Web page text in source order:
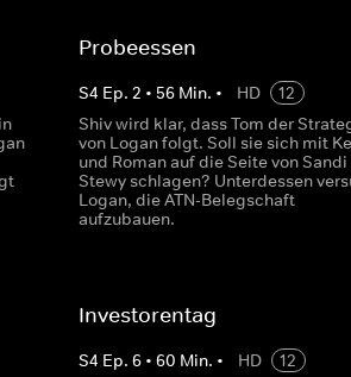
Probeessen
S4 Ep.2 • 56 Min. • HD
12
Shiv wird klar, dass Tom der
von Logan folgt. Soll sie sich mit
und Roman auf die Seite von Sandi
Stewy schlagen? Unterdessen
Logan, die ATN-Belegschaft
aufzubauen.
Investorentag
S4 Ep.6 •60 Min. • HD
12